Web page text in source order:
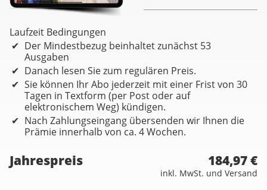
Laufzeit Bedingungen
Der Mindestbezug beinhaltet zunächst 53
Ausgaben
Danach lesen Sie zum regulären Preis.
Sie können Ihr Abo jederzeit mit einer Frist von 30
Tagen in Textform (per Post oder auf
elektronischem Weg) kündigen.
Nach Zahlungseingang übersenden wir Ihnen die
Prämie innerhalb von ca. 4 Wochen.
Jahrespreis 184,97 €
inkl. MwSt. und Versand